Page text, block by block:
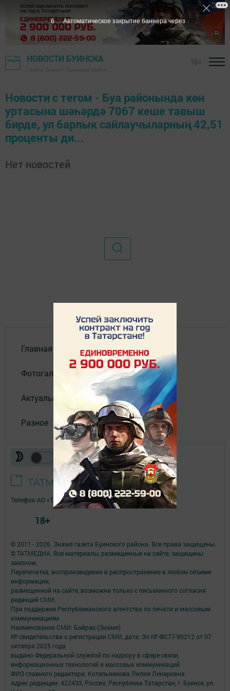
НОВОСТИ БУИНСКА
Новости с тегом - Буа районында көн
уртасына шәһәрдә 7067 кеше тавыш
бирде, ул барлык сайлаучыларның 42,51
проценты ди...
Нет новостей
Главная
Фотогалереи
Актуальное видео
Разное
© 2011 - 2026. Знамя газета Буинского района. Все права защищены.
© ТАТМЕДИА. Все материалы, размещенные на сайте, защищены
законом.
Перепечатка, воспроизведение и распространение в любом объеме
информации,
размещенной на сайте, возможна только с письменного согласия
редакций СМИ.
При поддержке Республиканского агентства по печати и массовым
коммуникациям.
Наименование СМИ: Байрак (Знамя)
№ свидетельства о регистрации СМИ, дата: Эл № ФС77-90212 от 07
октября 2025 года
выдано Федеральной службой по надзору в сфере связи,
информационных технологий и массовых коммуникаций
ФИО главного редактора: Котельникова Лилия Ленаровна
Адрес редакции: 422433, Россия, Республика Татарстан, г. Буинск, ул.
Телефон АО «ТАТМЕДИА»:(843) 222 09 84
18+
6 Автоматическое закрытие баннера через